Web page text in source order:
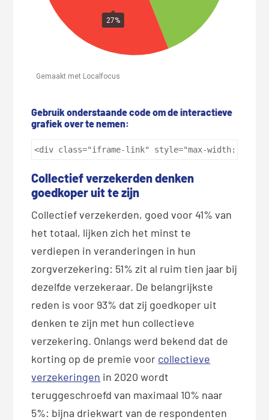
Gebruik onderstaande code om de interactieve
grafiek over te nemen:
<div class="iframe-link" style="max-width:
Collectief verzekerden denken
goedkoper uit te zijn
Collectief verzekerden, goed voor 41% van
het totaal, lijken zich het minst te
verdiepen in veranderingen in hun
zorgverzekering: 51% zit al ruim tien jaar bij
dezelfde verzekeraar. De belangrijkste
reden is voor 93% dat zij goedkoper uit
denken te zijn met hun collectieve
verzekering. Onlangs werd bekend dat de
korting op de premie voor collectieve
verzekeringen in 2020 wordt
teruggeschroefd van maximaal 10% naar
5%: bijna driekwart van de respondenten